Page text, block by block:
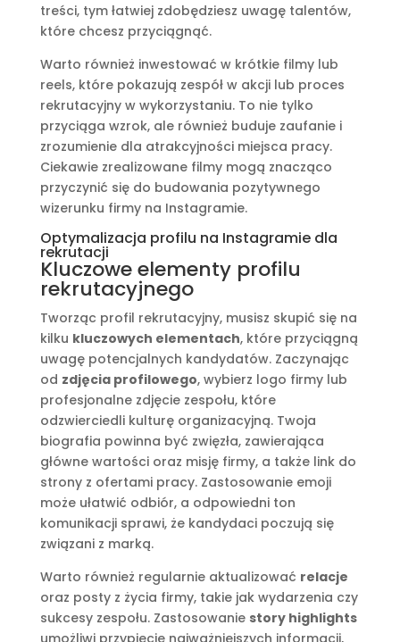
treści, tym łatwiej zdobędziesz uwagę talentów,
które chcesz przyciągnąć.
Warto również inwestować w krótkie filmy lub
reels, które pokazują zespół w akcji lub proces
rekrutacyjny w wykorzystaniu. To nie tylko
przyciąga wzrok, ale również buduje zaufanie i
zrozumienie dla atrakcyjności miejsca pracy.
Ciekawie zrealizowane filmy mogą znacząco
przyczynić się do budowania pozytywnego
wizerunku firmy na Instagramie.
Optymalizacja profilu na Instagramie dla
rekrutacji
Kluczowe elementy profilu
rekrutacyjnego
Tworząc profil rekrutacyjny, musisz skupić się na
kilku kluczowych elementach, które przyciągną
uwagę potencjalnych kandydatów. Zaczynając
od zdjęcia profilowego, wybierz logo firmy lub
profesjonalne zdjęcie zespołu, które
odzwierciedli kulturę organizacyjną. Twoja
biografia powinna być zwięzła, zawierająca
główne wartości oraz misję firmy, a także link do
strony z ofertami pracy. Zastosowanie emoji
może ułatwić odbiór, a odpowiedni ton
komunikacji sprawi, że kandydaci poczują się
związani z marką.
Warto również regularnie aktualizować relacje
oraz posty z życia firmy, takie jak wydarzenia czy
sukcesy zespołu. Zastosowanie story highlights
umożliwi przypięcie najważniejszych informacji,